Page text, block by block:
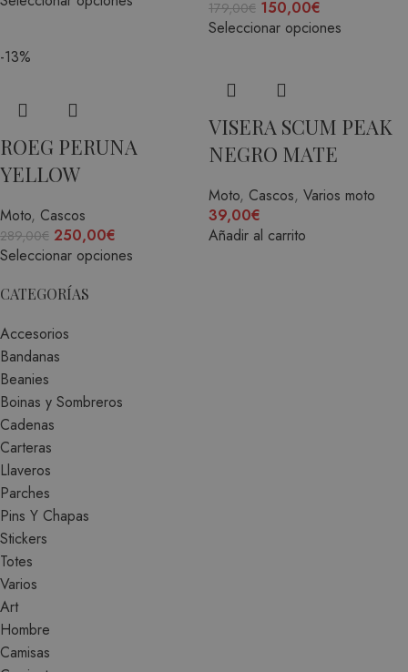
CATEGORÍAS
Accesorios
Bandanas
Beanies
Boinas y Sombreros
Cadenas
Carteras
Llaveros
Parches
Pins Y Chapas
Stickers
Totes
Varios
Art
Hombre
Camisas
179,00€ 150,00€
Seleccionar opciones
-13%
ROEG PERUNA
YELLOW
Moto, Cascos
289,00€ 250,00€
Seleccionar opciones
VISERA SCUM PEAK
NEGRO MATE
Moto, Cascos, Varios moto
39,00€
Añadir al carrito